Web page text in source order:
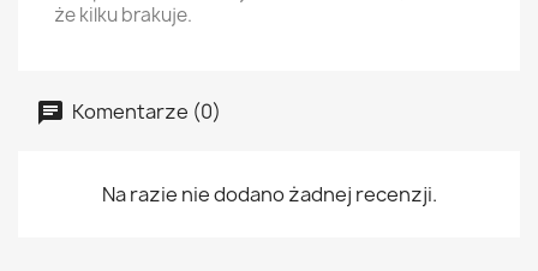
że kilku brakuje.
Komentarze (0)
Na razie nie dodano żadnej recenzji.